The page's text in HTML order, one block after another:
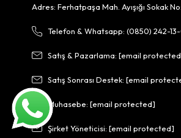
Adres: Ferhatpaşa Mah. Ayışığı Sokak
Telefon & Whatsapp: (0850) 242-
Satış & Pazarlama: [email
Satış Sonrası Destek: [email
Muhasebe: [email protected]
Şirket Yöneticisi: [email protected]